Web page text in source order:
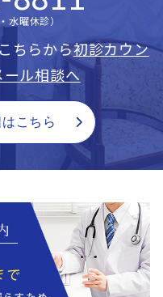
曜休診）
ちらから初診カウン
ール相談へ
こちら